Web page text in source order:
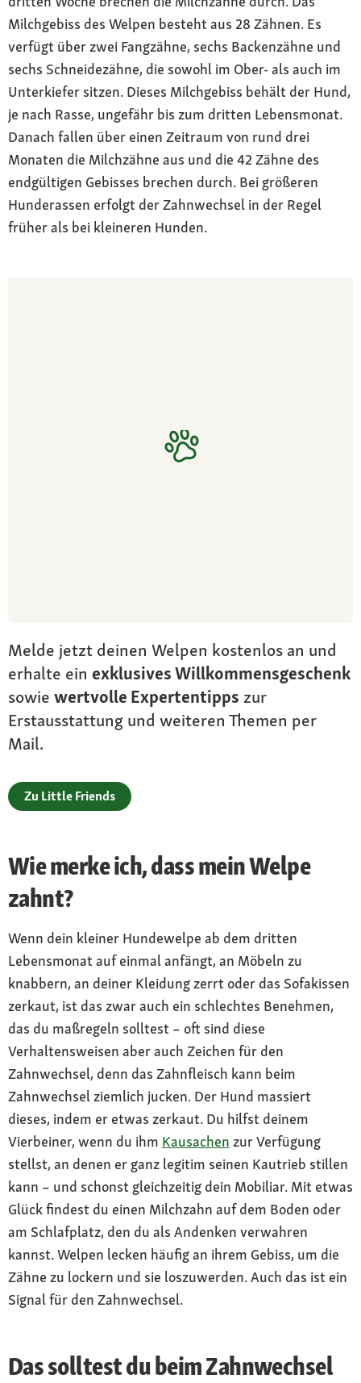
Milchgebiss des Welpen besteht aus 28 Zähnen. Es
verfügt über zwei Fangzähne, sechs Backenzähne und
sechs Schneidezähne, die sowohl im Ober- als auch im
Unterkiefer sitzen. Dieses Milchgebiss behält der Hund,
je nach Rasse, ungefähr bis zum dritten Lebensmonat.
Danach fallen über einen Zeitraum von rund drei
Monaten die Milchzähne aus und die 42 Zähne des
endgültigen Gebisses brechen durch. Bei größeren
Hunderassen erfolgt der Zahnwechsel in der Regel
früher als bei kleineren Hunden.
Melde jetzt deinen Welpen kostenlos an und
erhalte ein exklusives Willkommensgeschenk
sowie wertvolle Expertentipps zur
Erstausstattung und weiteren Themen per
Mail.
Zu Little Friends
Wie merke ich, dass mein Welpe
zahnt?
Wenn dein kleiner Hundewelpe ab dem dritten
Lebensmonat auf einmal anfängt, an Möbeln zu
knabbern, an deiner Kleidung zerrt oder das Sofakissen
zerkaut, ist das zwar auch ein schlechtes Benehmen,
das du maßregeln solltest – oft sind diese
Verhaltensweisen aber auch Zeichen für den
Zahnwechsel, denn das Zahnfleisch kann beim
Zahnwechsel ziemlich jucken. Der Hund massiert
dieses, indem er etwas zerkaut. Du hilfst deinem
Vierbeiner, wenn du ihm Kausachen zur Verfügung
stellst, an denen er ganz legitim seinen Kautrieb stillen
kann – und schonst gleichzeitig dein Mobiliar. Mit etwas
Glück findest du einen Milchzahn auf dem Boden oder
am Schlafplatz, den du als Andenken verwahren
kannst. Welpen lecken häufig an ihrem Gebiss, um die
Zähne zu lockern und sie loszuwerden. Auch das ist ein
Signal für den Zahnwechsel.
Das solltest du beim Zahnwechsel